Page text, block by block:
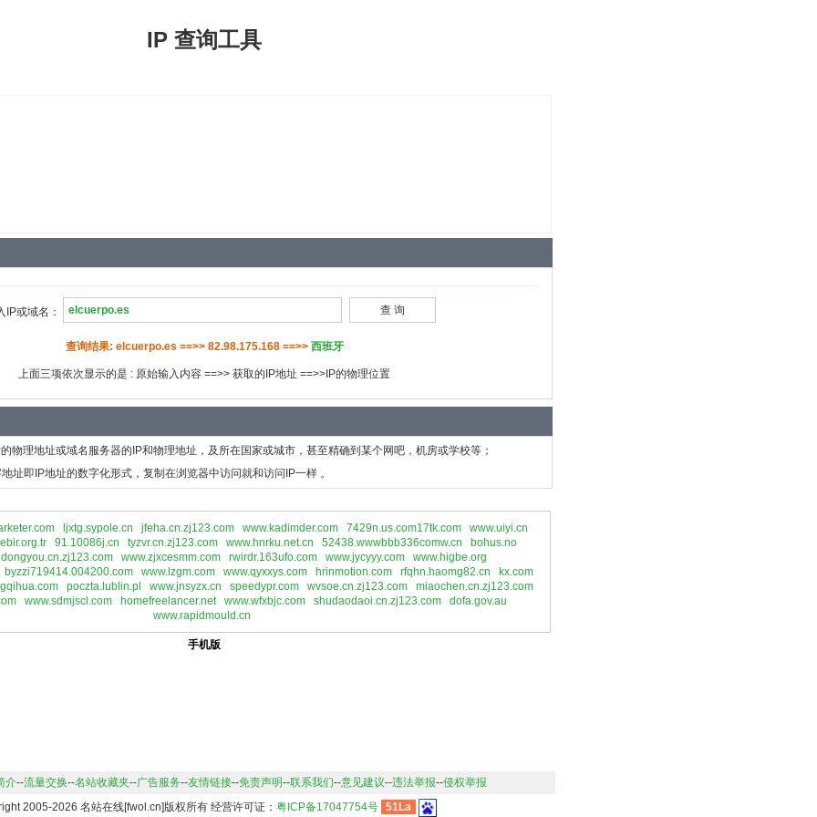
IP 查询工具
IP或域名：
查询结果: elcuerpo.es ==>> 82.98.175.168 ==>> 西班牙
上面三项依次显示的是 : 原始输入内容 ==>> 获取的IP地址 ==>>IP的物理位置
物理地址或域名服务器的IP和物理地址，及所在国家或城市，甚至精确到某个网吧，机房或学校等；
址即IP地址的数字化形式，复制在浏览器中访问就和访问IP一样 。
ljxtg.sypole.cn jfeha.cn.zj123.com www.kadimder.com 7429n.us.com17tk.com
www.uiyi.cn
91.10086j.cn tyzvr.cn.zj123.com www.hnrku.net.cn 52438.wwwbbb336comw.cn
bohus.no
dongyou.cn.zj123.com www.zjxcesmm.com rwirdr.163ufo.com www.jycyyy.com
www.higbe.org
byzzi719414.004200.com www.lzgm.com www.qyxxys.com hrinmotion.com rfqhn.haomg82.cn
kx.com
poczta.lublin.pl www.jnsyzx.cn speedypr.com wvsoe.cn.zj123.com
miaochen.cn.zj123.com
www.sdmjscl.com homefreelancer.net www.wfxbjc.com shudaodaoi.cn.zj123.com
dofa.gov.au
www.rapidmould.cn
手机版
介--流量交换--名站收藏夹--广告服务--友情链接--免责声明--联系我们--意见建议--违法举报--侵权举报
2005-2026 名站在线[fwol.cn]版权所有 经营许可证： 粤ICP备17047754号 51La